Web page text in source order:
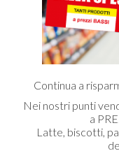
Continua a
Nei nostri punti
a
Latte, biscotti,